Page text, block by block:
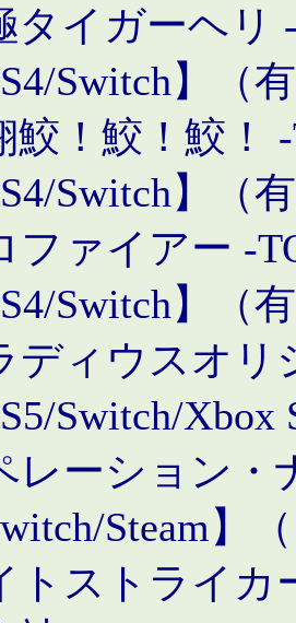
タイガーヘリ
Switch】（
鮫！鮫！鮫！
Switch】（
ファイアー -
Switch】（
ディウスオリ
Switch/
レーション・
Steam】
トストライカ